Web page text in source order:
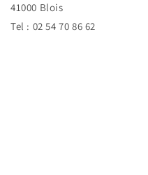
41000 Blois
Tel : 02 54 70 86 62